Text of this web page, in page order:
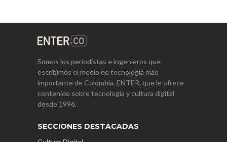
Somos los periodistas e ingenieros que
escribimos el medio de tecnología más
importante de Colombia, ENTER, que le ofrece
contenido sobre tecnología y cultura digital
desde 1996.
SECCIONES DESTACADAS